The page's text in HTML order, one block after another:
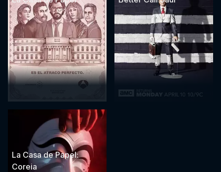
La Casa de Papel:
Coreia